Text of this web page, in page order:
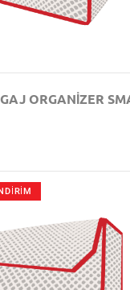
ORGANİZER
GÖZAT